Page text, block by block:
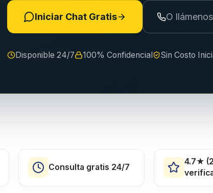
Iniciar Chat Gratis O
Disponible 24/7 100% Confidencial Sin Costo
Consulta gratis 24/7
4.7★